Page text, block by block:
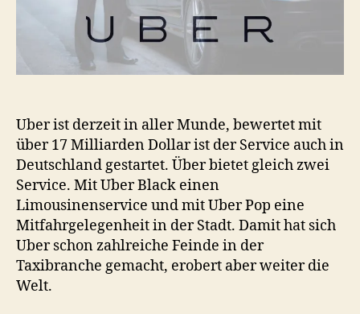
Uber ist derzeit in aller Munde, bewertet mit
über 17 Milliarden Dollar ist der Service auch in
Deutschland gestartet. Über bietet gleich zwei
Service. Mit Uber Black einen
Limousinenservice und mit Uber Pop eine
Mitfahrgelegenheit in der Stadt. Damit hat sich
Uber schon zahlreiche Feinde in der
Taxibranche gemacht, erobert aber weiter die
Welt.